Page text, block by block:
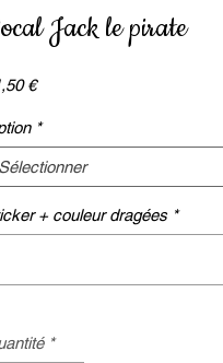
Jack le pirate
€Prix
*
Sélectionner
+ couleur dragées *
*